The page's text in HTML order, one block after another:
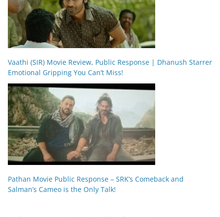
Vaathi (SIR) Movie Review, Public Response | Dhanush Starrer
Emotional Gripping You Can’t Miss!
Pathan Movie Public Response – SRK’s Comeback and
Salman’s Cameo is the Only Talk!